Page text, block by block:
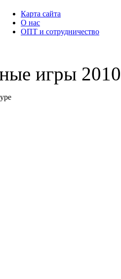
Карта сайта
О нас
ОПТ и сотрудничество